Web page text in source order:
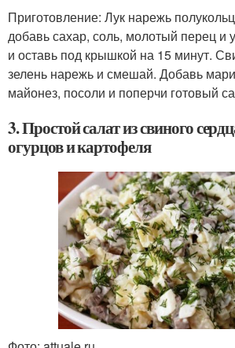
Приготовление: Лук нарежь
добавь сахар, соль, молотый перец и
и оставь под крышкой на 15 минут.
зелень нарежь и смешай. Добавь
майонез, посоли и поперчи готовый
3. Простой салат из свиного
огурцов и картофеля